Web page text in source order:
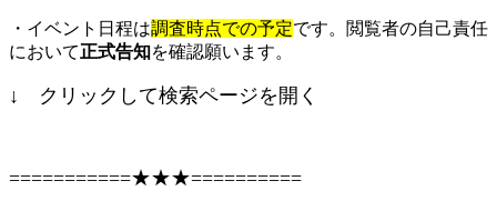
・イベント日程は調査時点での予定です。閲覧者の自己責任
において正式告知を確認願います。
↓ クリックして検索ページを開く
===========★★★==========